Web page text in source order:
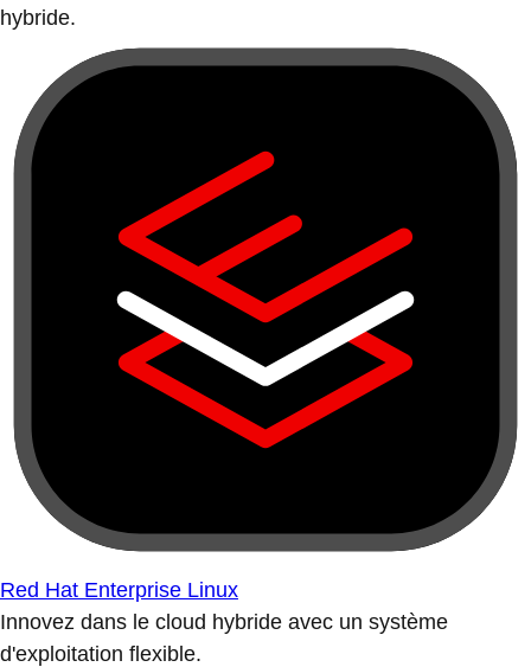
hybride.
Red Hat Enterprise Linux
Innovez dans le cloud hybride avec un système
d'exploitation flexible.